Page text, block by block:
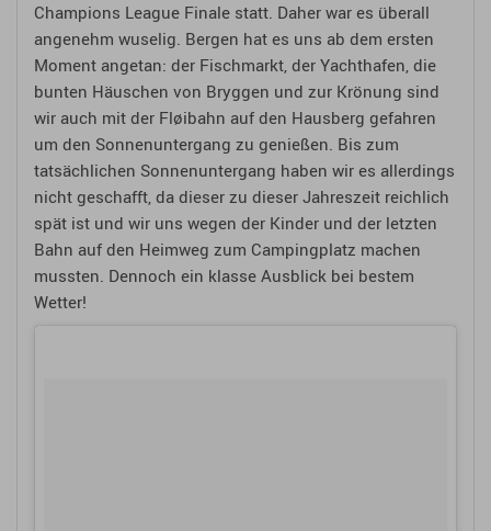
Champions League Finale statt. Daher war es überall
angenehm wuselig. Bergen hat es uns ab dem ersten
Moment angetan: der Fischmarkt, der Yachthafen, die
bunten Häuschen von Bryggen und zur Krönung sind
wir auch mit der Fløibahn auf den Hausberg gefahren
um den Sonnenuntergang zu genießen. Bis zum
tatsächlichen Sonnenuntergang haben wir es allerdings
nicht geschafft, da dieser zu dieser Jahreszeit reichlich
spät ist und wir uns wegen der Kinder und der letzten
Bahn auf den Heimweg zum Campingplatz machen
mussten. Dennoch ein klasse Ausblick bei bestem
Wetter!